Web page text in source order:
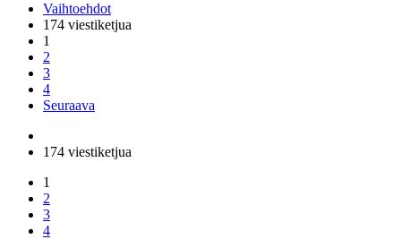
Vaihtoehdot
174 viestiketjua
1
2
3
4
Seuraava
174 viestiketjua
1
2
3
4